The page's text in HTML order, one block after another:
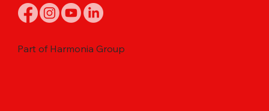
Part of Harmonia Group